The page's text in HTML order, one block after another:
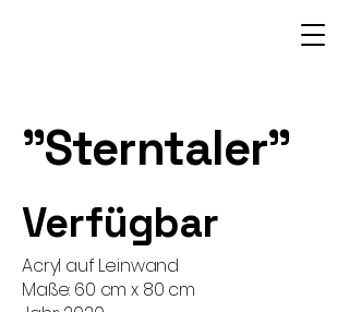
"Sterntaler"
Verfügbar
Acryl auf Leinwand
Maße: 60 cm x 80 cm